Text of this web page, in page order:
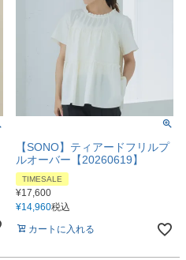
【SONO】ティアードフリルプ
ルオーバー【20260619】
TIMESALE
¥17,600
¥14,960税込
カートに入れる